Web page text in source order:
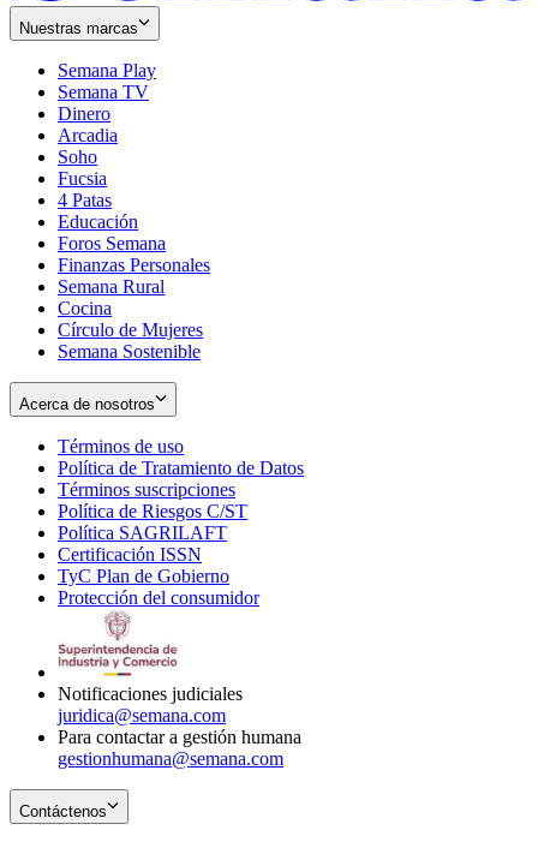
Nuestras marcas
Semana Play
Semana TV
Dinero
Arcadia
Soho
in
new
window
Fucsia
in
new
window
4 Patas
Educación
Foros Semana
Finanzas Personales
Semana Rural
Cocina
Círculo de Mujeres
Semana Sostenible
Acerca de nosotros
Términos de uso
in
new
window
Política de Tratamiento de Datos
Términos suscripciones
in
Política de Riesgos C/ST
Política SAGRILAFT
new
window
Certificación ISSN
in
new
TyC Plan de Gobierno
in
Protección del consumidorOpens
Notificaciones judiciales
juridica@semana.com
Para contactar a gestión humana
gestionhumana@semana.com
Contáctenos